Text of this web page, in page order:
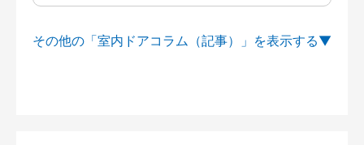
その他の「室内ドアコラム（記事）」を